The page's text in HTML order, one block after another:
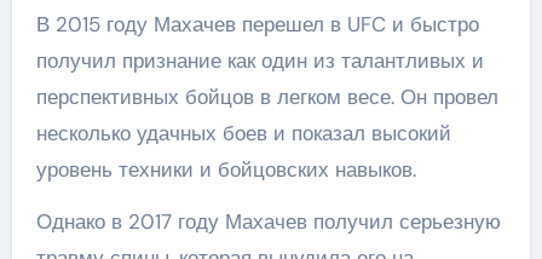
В 2015 году Махачев перешел в UFC и быстро
получил признание как один из талантливых и
перспективных бойцов в легком весе. Он провел
несколько удачных боев и показал высокий
уровень техники и бойцовских навыков.
Однако в 2017 году Махачев получил серьезную